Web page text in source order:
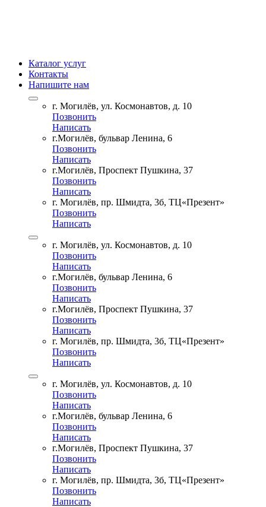
Каталог услуг
Контакты
Напишите нам
г. Могилёв, ул. Космонавтов, д. 10
Позвонить
Написать
г.Могилёв, бульвар Ленина, 6
Позвонить
Написать
г.Могилёв, Проспект Пушкина, 37
Позвонить
Написать
г. Могилёв, пр. Шмидта, 3б, ТЦ«Презент»
Позвонить
Написать
г. Могилёв, ул. Космонавтов, д. 10
Позвонить
Написать
г.Могилёв, бульвар Ленина, 6
Позвонить
Написать
г.Могилёв, Проспект Пушкина, 37
Позвонить
Написать
г. Могилёв, пр. Шмидта, 3б, ТЦ«Презент»
Позвонить
Написать
г. Могилёв, ул. Космонавтов, д. 10
Позвонить
Написать
г.Могилёв, бульвар Ленина, 6
Позвонить
Написать
г.Могилёв, Проспект Пушкина, 37
Позвонить
Написать
г. Могилёв, пр. Шмидта, 3б, ТЦ«Презент»
Позвонить
Написать